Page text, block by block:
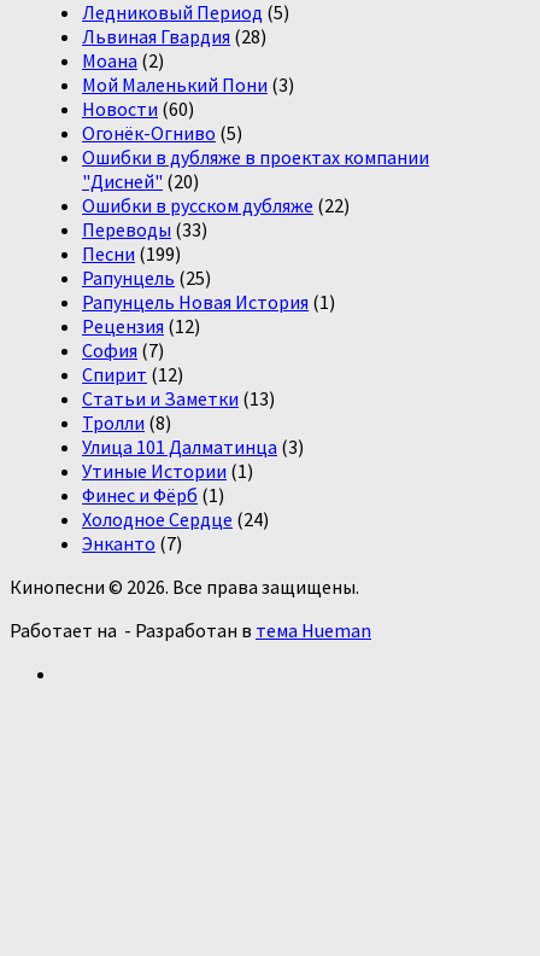
Ледниковый Период (5)
Львиная Гвардия (28)
Моана (2)
Мой Маленький Пони (3)
Новости (60)
Огонёк-Огниво (5)
Ошибки в дубляже в проектах компании
"Дисней" (20)
Ошибки в русском дубляже (22)
Переводы (33)
Песни (199)
Рапунцель (25)
Рапунцель Новая История (1)
Рецензия (12)
София (7)
Спирит (12)
Статьи и Заметки (13)
Тролли (8)
Улица 101 Далматинца (3)
Утиные Истории (1)
Финес и Фёрб (1)
Холодное Сердце (24)
Энканто (7)
Кинопесни © 2026. Все права защищены.
Работает на - Разработан в тема Hueman